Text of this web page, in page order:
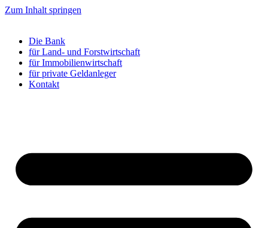
Zum Inhalt springen
Die Bank
für Land- und Forstwirtschaft
für Immobilienwirtschaft
für private Geldanleger
Kontakt